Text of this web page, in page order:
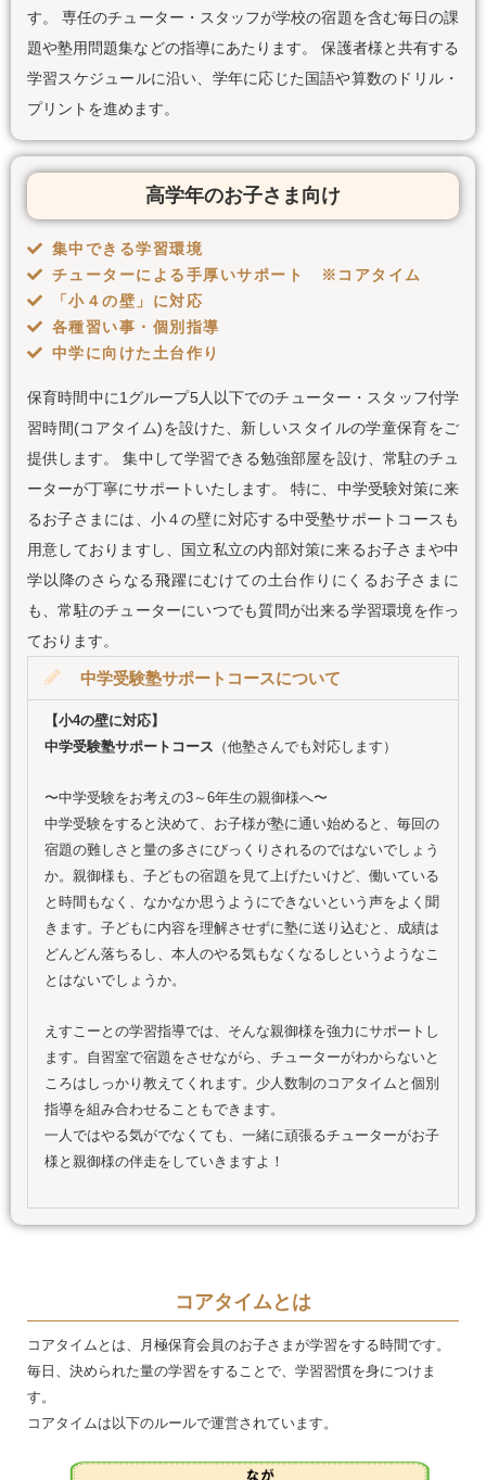
す。 専任のチューター・スタッフが学校の宿題を含む毎日の課
題や塾用問題集などの指導にあたります。 保護者様と共有する
学習スケジュールに沿い、学年に応じた国語や算数のドリル・
プリントを進めます。
高学年のお子さま向け
集中できる学習環境
チューターによる手厚いサポート ※コアタイム
「小４の壁」に対応
各種習い事・個別指導
中学に向けた土台作り
保育時間中に1グループ5人以下でのチューター・スタッフ付学
習時間(コアタイム)を設けた、新しいスタイルの学童保育をご
提供します。 集中して学習できる勉強部屋を設け、常駐のチュ
ーターが丁寧にサポートいたします。 特に、中学受験対策に来
るお子さまには、小４の壁に対応する中受塾サポートコースも
用意しておりますし、国立私立の内部対策に来るお子さまや中
学以降のさらなる飛躍にむけての土台作りにくるお子さまに
も、常駐のチューターにいつでも質問が出来る学習環境を作っ
ております。
中学受験塾サポートコースについて
【小4の壁に対応】
中学受験塾サポートコース （他塾さんでも対応します）
〜中学受験をお考えの3～6年生の親御様へ〜
中学受験をすると決めて、お子様が塾に通い始めると、毎回の
宿題の難しさと量の多さにびっくりされるのではないでしょう
か。親御様も、子どもの宿題を見て上げたいけど、働いている
と時間もなく、なかなか思うようにできないという声をよく聞
きます。子どもに内容を理解させずに塾に送り込むと、成績は
どんどん落ちるし、本人のやる気もなくなるしというようなこ
とはないでしょうか。
えすこーとの学習指導では、そんな親御様を強力にサポートし
ます。自習室で宿題をさせながら、チューターがわからないと
ころはしっかり教えてくれます。少人数制のコアタイムと個別
指導を組み合わせることもできます。
一人ではやる気がでなくても、一緒に頑張るチューターがお子
様と親御様の伴走をしていきますよ！
コアタイムとは
コアタイムとは、月極保育会員のお子さまが学習をする時間です。
毎日、決められた量の学習をすることで、学習習慣を身につけま
す。
コアタイムは以下のルールで運営されています。